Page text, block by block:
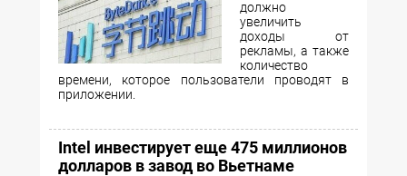
должно
увеличить
доходы от
рекламы, а также
количество
времени, которое пользователи проводят в
приложении.
Intel инвестирует еще 475 миллионов
долларов в завод во Вьетнаме